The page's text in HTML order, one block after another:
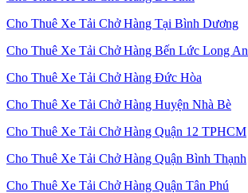
Cho Thuê Xe Tải Chở Hàng Tại Bình Dương
Cho Thuê Xe Tải Chở Hàng Bến Lức Long An
Cho Thuê Xe Tải Chở Hàng Đức Hòa
Cho Thuê Xe Tải Chở Hàng Huyện Nhà Bè
Cho Thuê Xe Tải Chở Hàng Quận 12 TPHCM
Cho Thuê Xe Tải Chở Hàng Quận Bình Thạnh
Cho Thuê Xe Tải Chở Hàng Quận Tân Phú